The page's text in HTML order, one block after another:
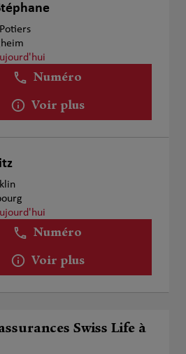
Numéro
Voir plus
Numéro
Voir plus
Swiss Life à